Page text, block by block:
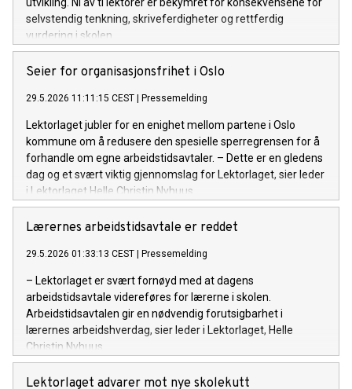
selvstendig tenkning, skriveferdigheter og rettferdig
vurdering i skolen.
Seier for organisasjonsfrihet i Oslo
29.5.2026 11:11:15 CEST Pressemelding
Lektorlaget jubler for en enighet mellom partene i Oslo
kommune om å redusere den spesielle sperregrensen for å
forhandle om egne arbeidstidsavtaler. – Dette er en gledens
dag og et svært viktig gjennomslag for Lektorlaget, sier leder
i Lektorlaget Helle Christin Nyhuus.
Lærernes arbeidstidsavtale er reddet
29.5.2026 01:33:13 CEST Pressemelding
– Lektorlaget er svært fornøyd med at dagens
arbeidstidsavtale videreføres for lærerne i skolen.
Arbeidstidsavtalen gir en nødvendig forutsigbarhet i
lærernes arbeidshverdag, sier leder i Lektorlaget, Helle
Christin Nyhuus.
Lektorlaget advarer mot nye skolekutt